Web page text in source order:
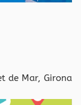
de Mar, Girona